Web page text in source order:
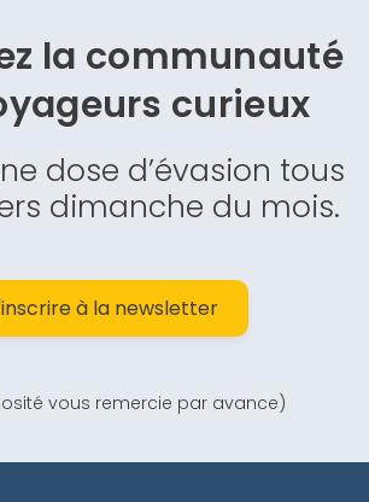
la communauté
curieux
dose d’évasion tous
dimanche du mois.
à la newsletter
vous remercie par avance)